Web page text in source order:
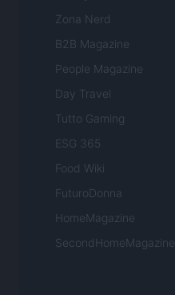
Zona Nerd
B2B Magazine
People Magazine
Day Travel
Tutto Gaming
ESG 365
Food Wiki
FuturoDonna
HomeMagazine
SecondHomeMagazine